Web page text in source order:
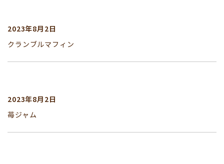
2023年8月2日
クランブルマフィン
2023年8月2日
苺ジャム